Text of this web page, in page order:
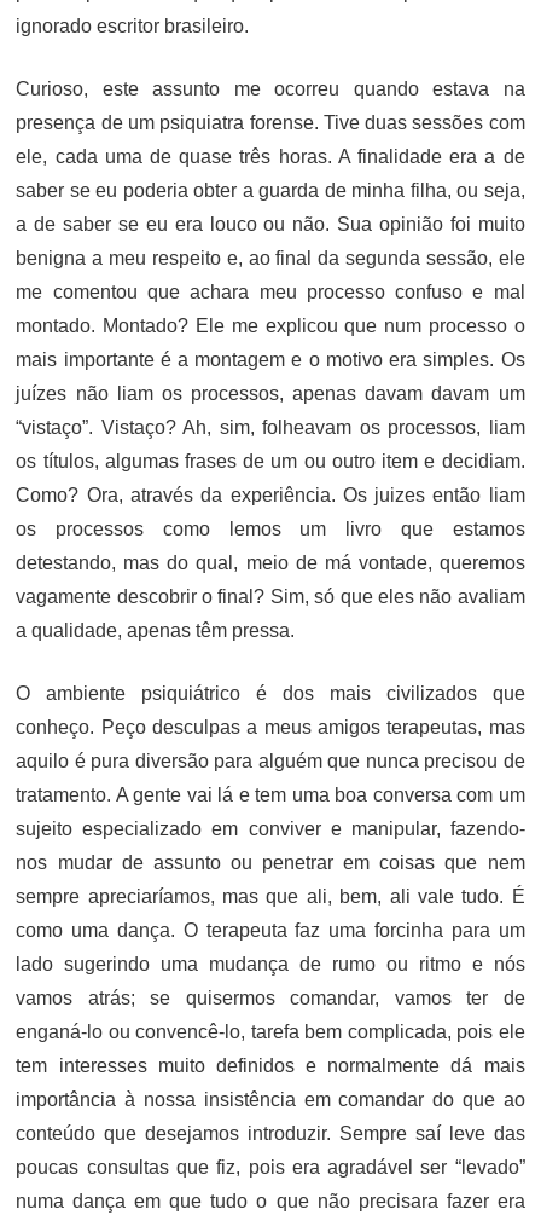
ignorado escritor brasileiro.
Curioso, este assunto me ocorreu quando estava na
presença de um psiquiatra forense. Tive duas sessões com
ele, cada uma de quase três horas. A finalidade era a de
saber se eu poderia obter a guarda de minha filha, ou seja,
a de saber se eu era louco ou não. Sua opinião foi muito
benigna a meu respeito e, ao final da segunda sessão, ele
me comentou que achara meu processo confuso e mal
montado. Montado? Ele me explicou que num processo o
mais importante é a montagem e o motivo era simples. Os
juízes não liam os processos, apenas davam davam um
“vistaço”. Vistaço? Ah, sim, folheavam os processos, liam
os títulos, algumas frases de um ou outro item e decidiam.
Como? Ora, através da experiência. Os juizes então liam
os processos como lemos um livro que estamos
detestando, mas do qual, meio de má vontade, queremos
vagamente descobrir o final? Sim, só que eles não avaliam
a qualidade, apenas têm pressa.
O ambiente psiquiátrico é dos mais civilizados que
conheço. Peço desculpas a meus amigos terapeutas, mas
aquilo é pura diversão para alguém que nunca precisou de
tratamento. A gente vai lá e tem uma boa conversa com um
sujeito especializado em conviver e manipular, fazendo-
nos mudar de assunto ou penetrar em coisas que nem
sempre apreciaríamos, mas que ali, bem, ali vale tudo. É
como uma dança. O terapeuta faz uma forcinha para um
lado sugerindo uma mudança de rumo ou ritmo e nós
vamos atrás; se quisermos comandar, vamos ter de
enganá-lo ou convencê-lo, tarefa bem complicada, pois ele
tem interesses muito definidos e normalmente dá mais
importância à nossa insistência em comandar do que ao
conteúdo que desejamos introduzir. Sempre saí leve das
poucas consultas que fiz, pois era agradável ser “levado”
numa dança em que tudo o que não precisara fazer era